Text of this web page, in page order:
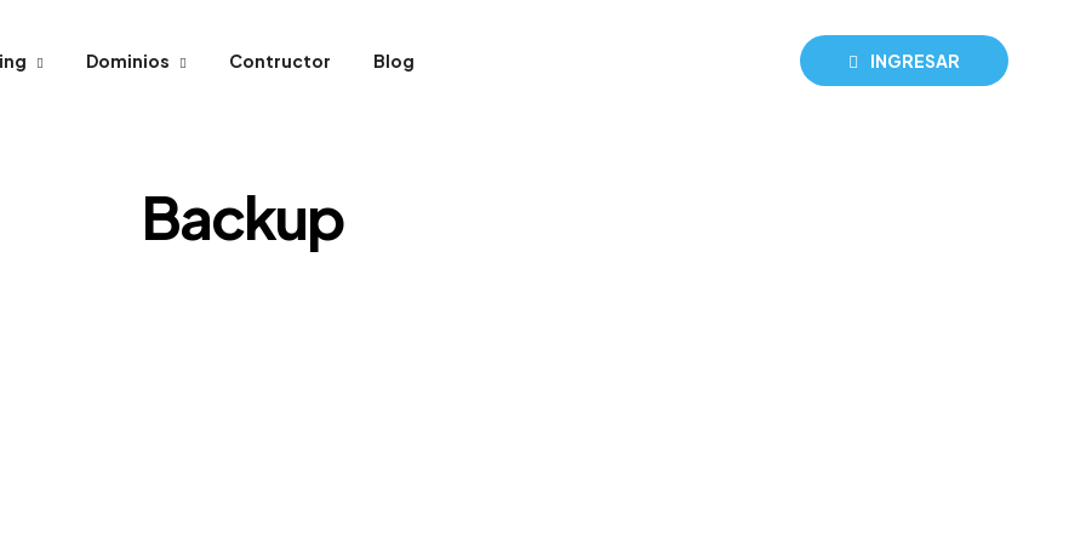
Dominios Contructor Blog INGRESAR
Backup